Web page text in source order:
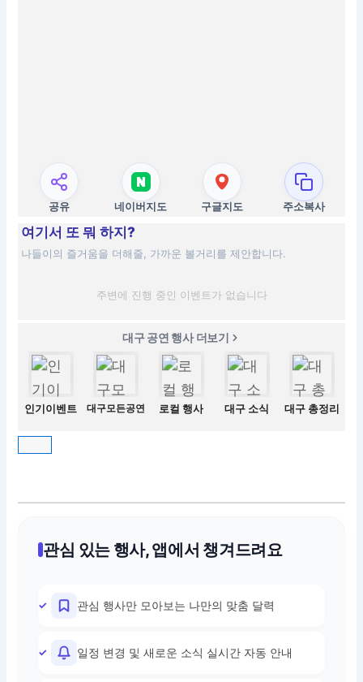
공유 네이버지도 구글지도 주소복사
여기서 또 뭐 하지?
나들이의 즐거움을 더해줄, 가까운 볼거리를 제안합니다.
주변에 진행 중인 이벤트가 없습니다
대구 공연 행사 더보기
인기이벤트 대구모든공연 로컬 행사 대구 소식 대구 총정리
관심 있는 행사, 앱에서 챙겨드려요
관심 행사만 모아보는 나만의 맞춤 달력
일정 변경 및 새로운 소식 실시간 자동 안내